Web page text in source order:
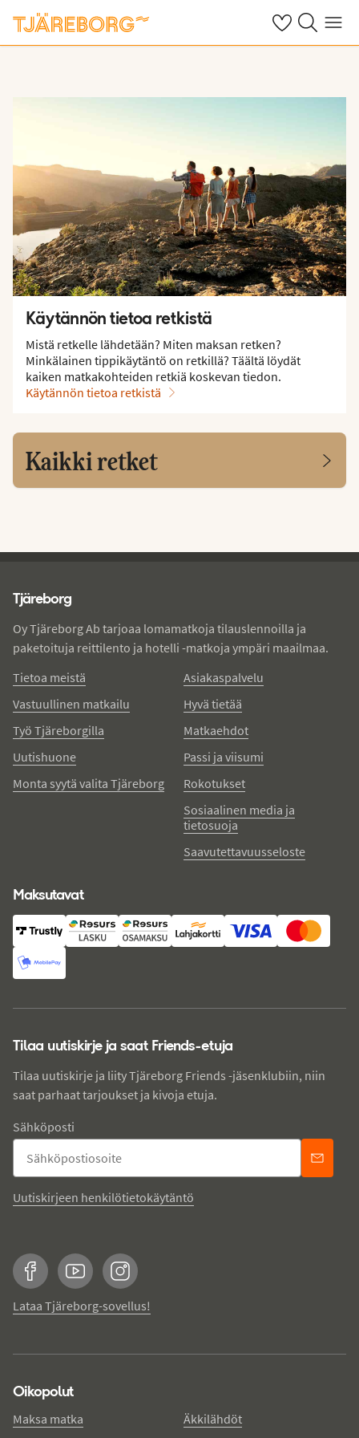
OmatHaku Valikko
Käytännön tietoa retkistä
Mistä retkelle lähdetään? Miten maksan retken?
Minkälainen tippikäytäntö on retkillä? Täältä löydät
kaiken matkakohteiden retkiä koskevan tiedon.
Käytännön tietoa retkistä
Kaikki retket
Tjäreborg
Oy Tjäreborg Ab tarjoaa lomamatkoja tilauslennoilla ja
paketoituja reittilento ja hotelli -matkoja ympäri maailmaa.
Tietoa meistä
Vastuullinen matkailu
Työ Tjäreborgilla
Uutishuone
Monta syytä valita Tjäreborg
Asiakaspalvelu
Hyvä tietää
Matkaehdot
Passi ja viisumi
Rokotukset
Sosiaalinen media ja
tietosuoja
Saavutettavuusseloste
Maksutavat
Tilaa uutiskirje ja saat Friends-etuja
Tilaa uutiskirje ja liity Tjäreborg Friends -jäsenklubiin, niin
saat parhaat tarjoukset ja kivoja etuja.
Sähköposti
Uutiskirjeen henkilötietokäytäntö
FacebookYouTubeInstagram
Lataa Tjäreborg-sovellus!
Oikopolut
Maksa matka
Äkkilähdöt